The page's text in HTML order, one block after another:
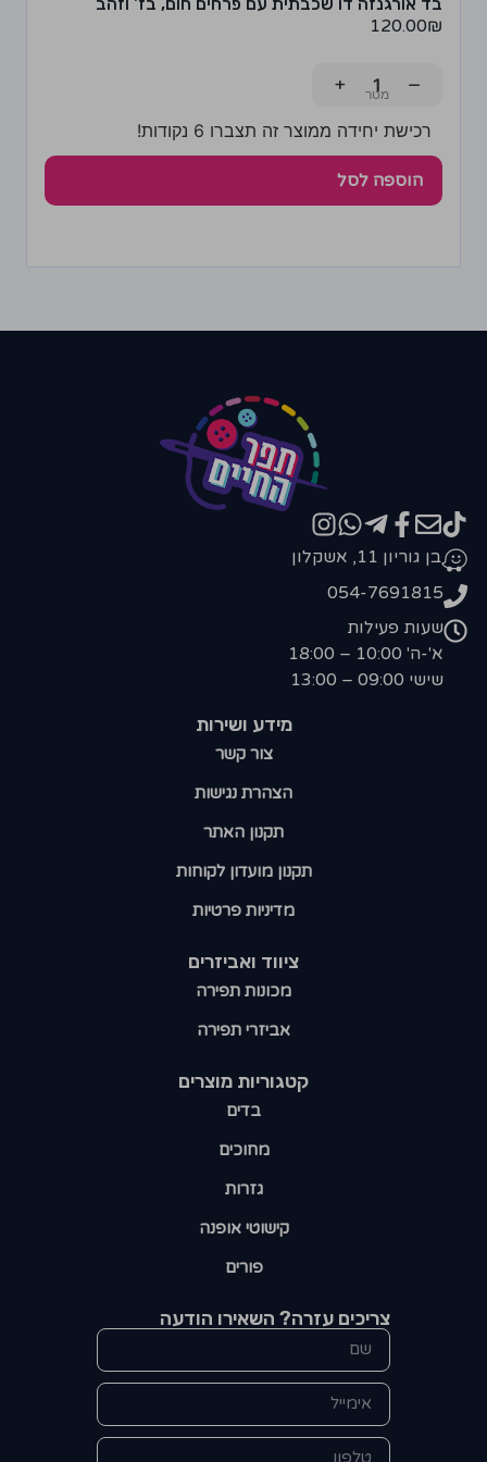
בד אורגנזה דו שכבתית עם פרחים חום, בז' וזהב
120.00₪
−
+
רכישת יחידה ממוצר זה תצברו 6 נקודות!
הוספה לסל
קטגוריות מוצרים​
בדים
מחוכים
גזרות
קישוטי אופנה
פורים
ציווד ואביזרים
מכונות תפירה
אביזרי תפירה
מידע ושירות
צור קשר
הצהרת נגישות
תקנון האתר
תקנון מועדון לקוחות
מדיניות פרטיות
בן גוריון 11, אשקלון
054-7691815
שעות פעילות
א'-ה' 10:00 – 18:00
שישי 09:00 – 13:00
צריכים עזרה? השאירו הודעה